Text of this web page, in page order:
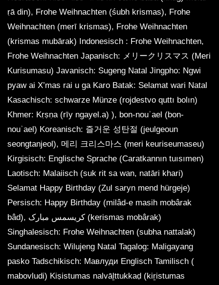
ṛā din), Frohe Weihnachten (śubh krismas), Frohe
Weihnachten (merī krismas), Frohe Weihnachten
(krismas mubārak) Indonesisch : Frohe Weihnachten,
Frohe Weihnachten Japanisch: メリークリスマス (Meri
Kurisumasu) Javanisch: Sugeng Natal Jingpho: Ngwi
pyaw ai X’mas rai u ga Karo Batak: Selamat wari Natal
Kasachisch: schwarze Münze (rojdestvo quttı bolın)
Khmer: Kṛṣṇa (rīy ngayel.a) ), bon-nouʾael (bon-
nouʾael) Koreanisch: 즐거운 성탄절 (jeulgeoun
seongtanjeol), 메리 크리스마스 (meri keuriseumaseu)
Kirgisisch: Englische Sprache (Caratkannın tuısımen)
Laotisch: Malaiisch (suk rit sa wan, natāri khari)
Selamat Happy Birthday (Zul saryn mend hürgeje)
Persisch: Happy Birthday (milâd-e masih mobârak
bâd), کریسمس مبارک (kerismas mobârak)
Singhalesisch: Frohe Weihnachten (subha nattalak)
Sundanesisch: Wilujeng Natal Tagalog: Maligayang
pasko Tadschikisch: Мавлуди Englisch Tamilisch (
mabovludi) Kiṣistumas nalvāḻttukkaḍ (kiṟistumas